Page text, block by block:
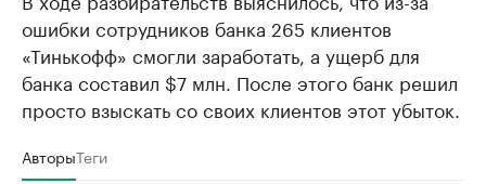
ошибки сотрудников банка 265 клиентов
«Тинькофф» смогли заработать, а ущерб для
банка составил $7 млн. После этого банк решил
просто взыскать со своих клиентов этот убыток.
АвторыТеги